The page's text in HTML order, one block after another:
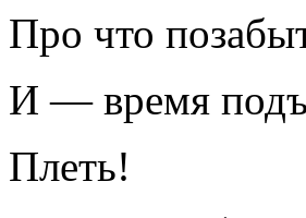
Про что
И — время
Плеть!